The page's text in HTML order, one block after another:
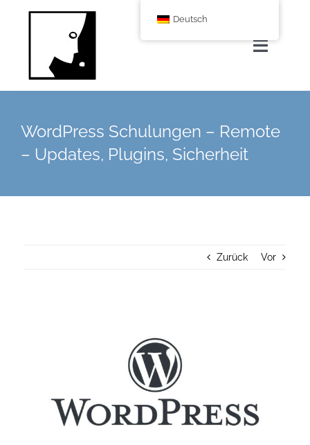
Über uns
WordPress Schulungen – Remote
– Updates, Plugins, Sicherheit
Zurück Vor
Deutsch